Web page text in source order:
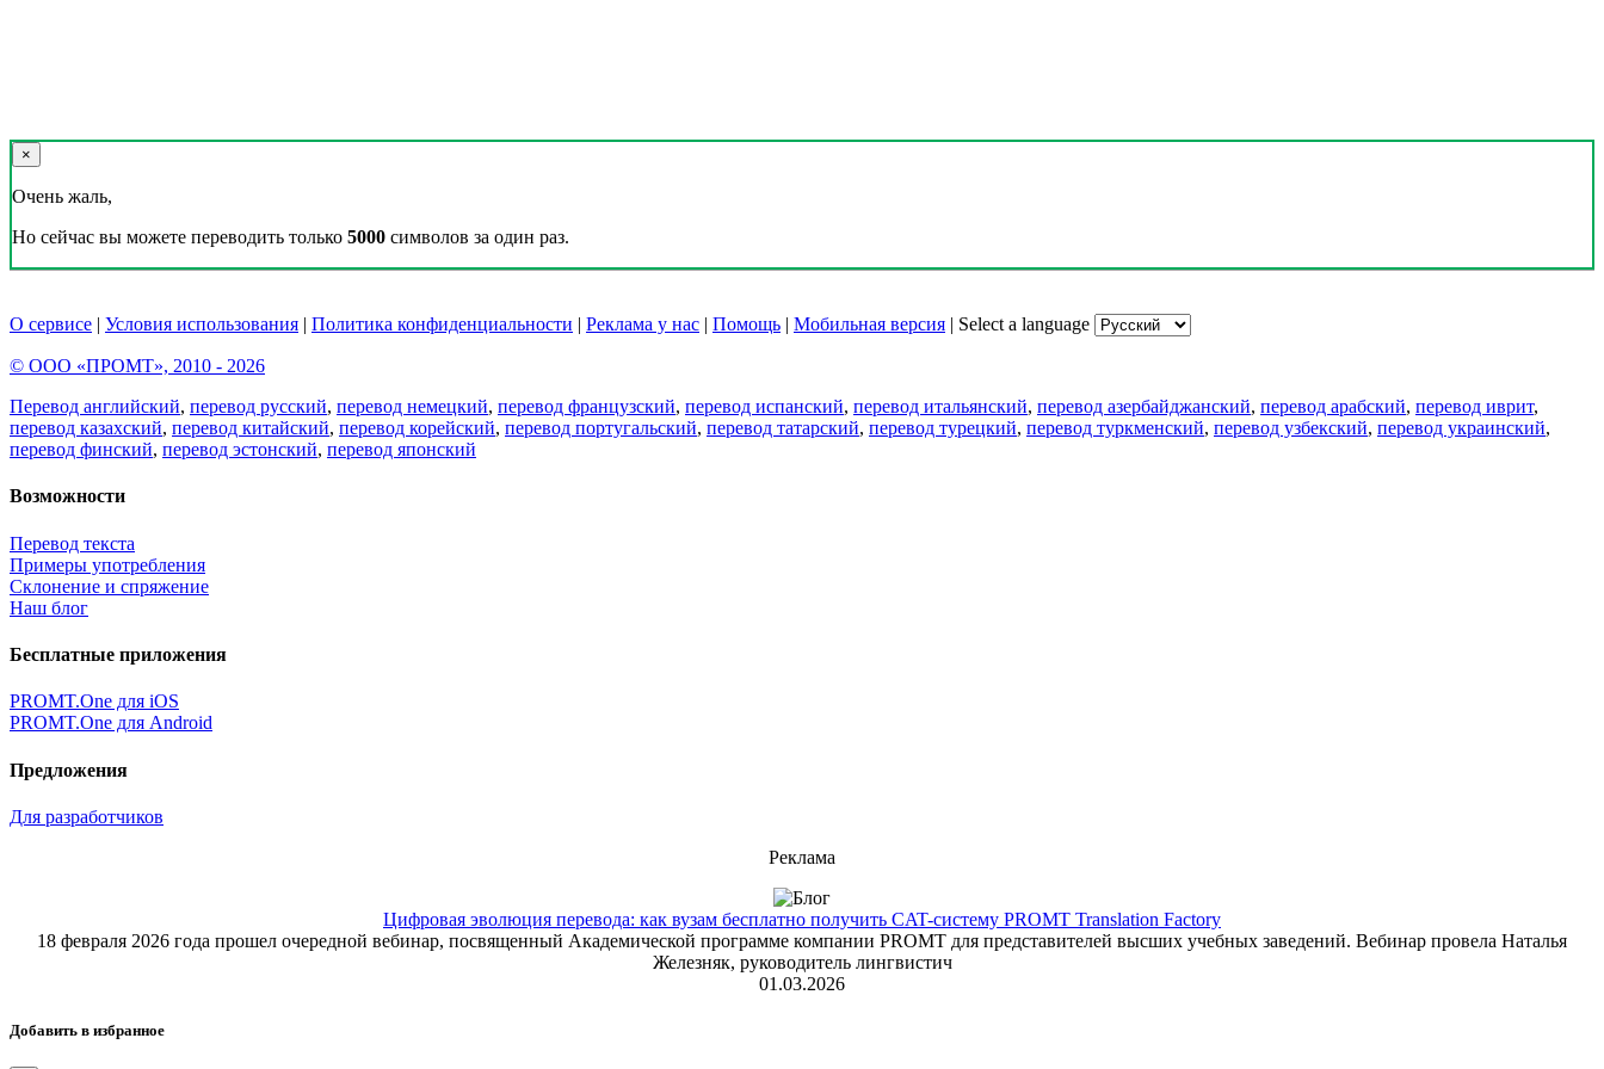
×
Очень жаль,
Но сейчас вы можете переводить только 5000 символов за один раз.
О сервисе | Условия использования | Политика конфиденциальности | Реклама у нас | Помощь | Мобильная версия | Select a language
© ООО «ПРОМТ», 2010 - 2026
Перевод английский, перевод русский, перевод немецкий, перевод французский, перевод испанский, перевод итальянский, перевод азербайджанский, перевод арабский, перевод иврит,
перевод казахский, перевод китайский, перевод корейский, перевод португальский, перевод татарский, перевод турецкий, перевод туркменский, перевод узбекский, перевод украинский,
перевод финский, перевод эстонский, перевод японский
Возможности
Перевод текста
Примеры употребления
Склонение и спряжение
Наш блог
Бесплатные приложения
PROMT.One для iOS
PROMT.One для Android
Предложения
Для разработчиков
Реклама
Цифровая эволюция перевода: как вузам бесплатно получить CAT-систему PROMT Translation Factory
18 февраля 2026 года прошел очередной вебинар, посвященный Академической программе компании PROMT для представителей высших учебных заведений. Вебинар провела Наталья
Железняк, руководитель лингвистич
01.03.2026
Добавить в избранное